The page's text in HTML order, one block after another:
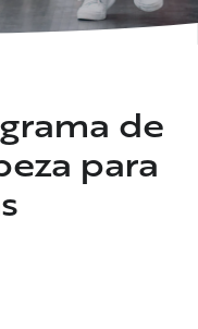
de
para